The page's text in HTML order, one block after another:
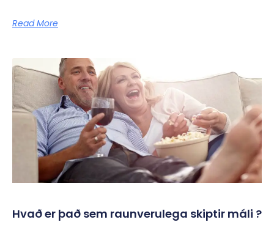
Read More
Hvað er það sem raunverulega skiptir máli ?